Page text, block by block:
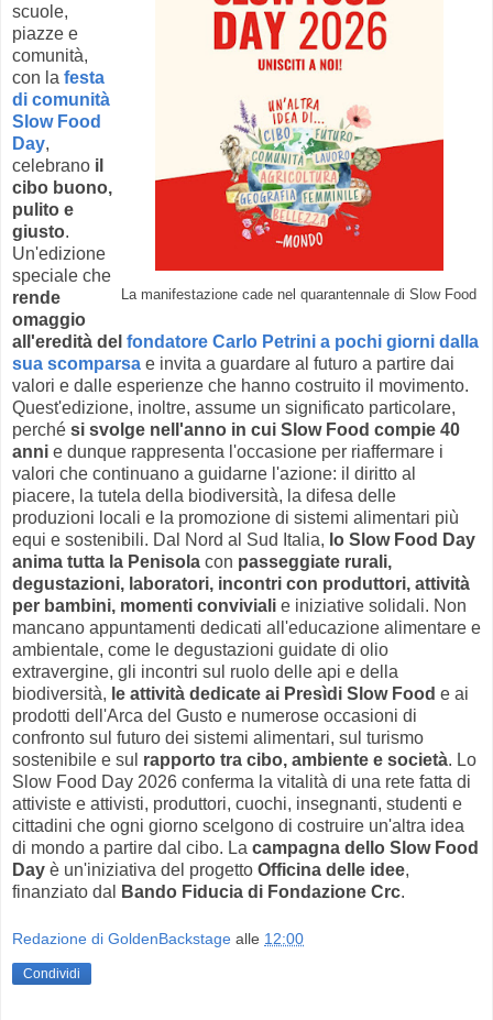
La manifestazione cade nel quarantennale di Slow Food
scuole,
piazze e
comunità,
con la festa
di comunità
Slow Food
Day,
celebrano il
cibo buono,
pulito e
giusto.
Un'edizione
speciale che
rende
omaggio
all'eredità del fondatore Carlo Petrini a pochi giorni dalla
sua scomparsa e invita a guardare al futuro a partire dai
valori e dalle esperienze che hanno costruito il movimento.
Quest'edizione, inoltre, assume un significato particolare,
perché si svolge nell'anno in cui Slow Food compie 40
anni e dunque rappresenta l'occasione per riaffermare i
valori che continuano a guidarne l'azione: il diritto al
piacere, la tutela della biodiversità, la difesa delle
produzioni locali e la promozione di sistemi alimentari più
equi e sostenibili. Dal Nord al Sud Italia, lo Slow Food Day
anima tutta la Penisola con passeggiate rurali,
degustazioni, laboratori, incontri con produttori, attività
per bambini, momenti conviviali e iniziative solidali. Non
mancano appuntamenti dedicati all'educazione alimentare e
ambientale, come le degustazioni guidate di olio
extravergine, gli incontri sul ruolo delle api e della
biodiversità, le attività dedicate ai Presìdi Slow Food e ai
prodotti dell'Arca del Gusto e numerose occasioni di
confronto sul futuro dei sistemi alimentari, sul turismo
sostenibile e sul rapporto tra cibo, ambiente e società. Lo
Slow Food Day 2026 conferma la vitalità di una rete fatta di
attiviste e attivisti, produttori, cuochi, insegnanti, studenti e
cittadini che ogni giorno scelgono di costruire un'altra idea
di mondo a partire dal cibo. La campagna dello Slow Food
Day è un'iniziativa del progetto Officina delle idee,
finanziato dal
Bando Fiducia di Fondazione Crc.
Redazione di GoldenBackstage alle 12:00
Condividi